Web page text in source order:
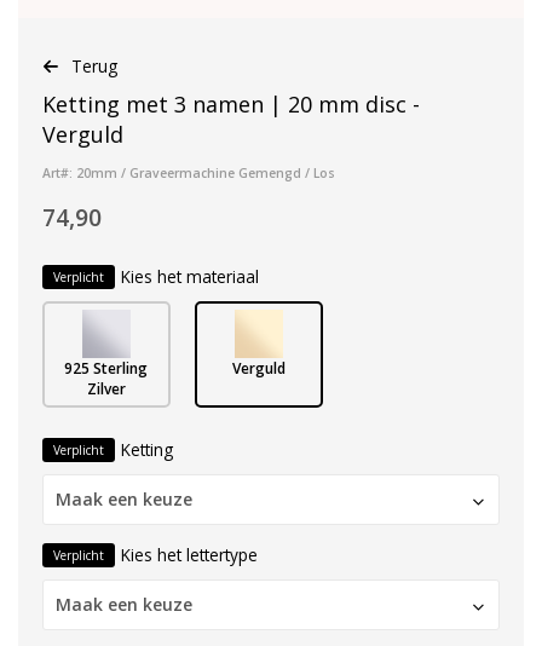
Terug
Ketting met 3 namen | 20 mm disc -
Verguld
Art#: 20mm / Graveermachine Gemengd / Los
74,90
Verplicht Kies het materiaal
925 Sterling
Zilver
Verguld
Verplicht Ketting
Maak een keuze
Verplicht Kies het lettertype
Maak een keuze